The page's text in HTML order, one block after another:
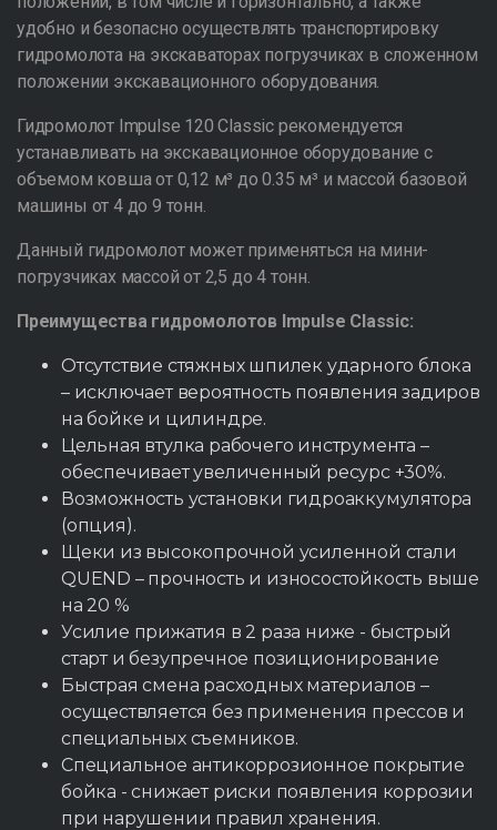
удобно и безопасно осуществлять транспортировку
гидромолота на экскаваторах погрузчиках в сложенном
положении экскавационного оборудования.
Гидромолот Impulse 120 Classic рекомендуется
устанавливать на экскавационное оборудование с
объемом ковша от 0,12 м³ до 0.35 м³ и массой базовой
машины от 4 до 9 тонн.
Данный гидромолот может применяться на мини-
погрузчиках массой от 2,5 до 4 тонн.
Преимущества гидромолотов Impulse Classic:
Отсутствие стяжных шпилек ударного блока
– исключает вероятность появления задиров
на бойке и цилиндре.
Цельная втулка рабочего инструмента –
обеспечивает увеличенный ресурс +30%.
Возможность установки гидроаккумулятора
(опция).
Щеки из высокопрочной усиленной стали
QUEND – прочность и износостойкость выше
на 20 %
Усилие прижатия в 2 раза ниже - быстрый
старт и безупречное позиционирование
Быстрая смена расходных материалов –
осуществляется без применения прессов и
специальных съемников.
Специальное антикоррозионное покрытие
бойка - снижает риски появления коррозии
при нарушении правил хранения.